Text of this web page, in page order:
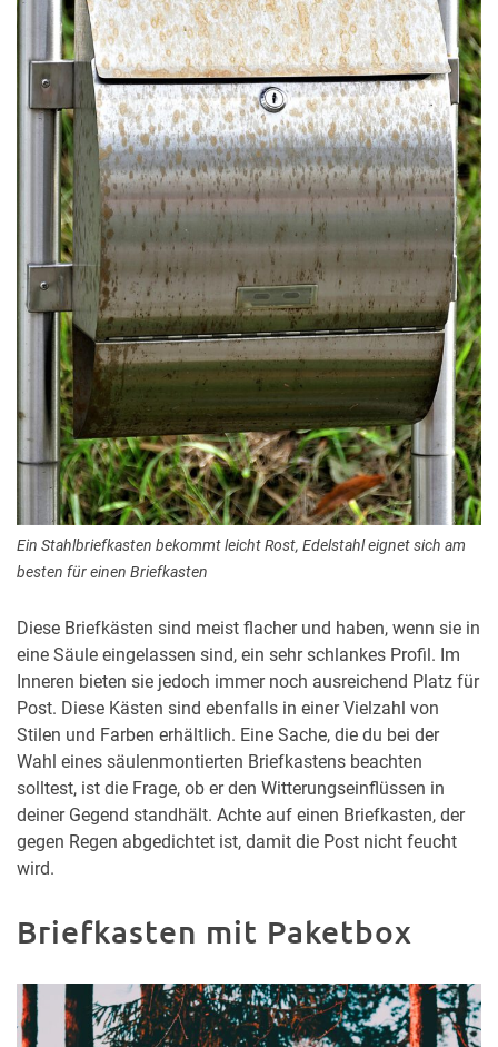
Ein Stahlbriefkasten bekommt leicht Rost, Edelstahl eignet sich am
besten für einen Briefkasten
Diese Briefkästen sind meist flacher und haben, wenn sie in
eine Säule eingelassen sind, ein sehr schlankes Profil. Im
Inneren bieten sie jedoch immer noch ausreichend Platz für
Post. Diese Kästen sind ebenfalls in einer Vielzahl von
Stilen und Farben erhältlich. Eine Sache, die du bei der
Wahl eines säulenmontierten Briefkastens beachten
solltest, ist die Frage, ob er den Witterungseinflüssen in
deiner Gegend standhält. Achte auf einen Briefkasten, der
gegen Regen abgedichtet ist, damit die Post nicht feucht
wird.
Briefkasten mit Paketbox